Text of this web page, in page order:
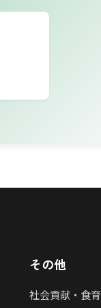
その他
社会貢献・食育